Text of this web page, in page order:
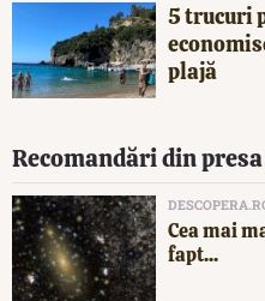
5 trucuri
plajă
Recomandări din
Cea mai
fapt...